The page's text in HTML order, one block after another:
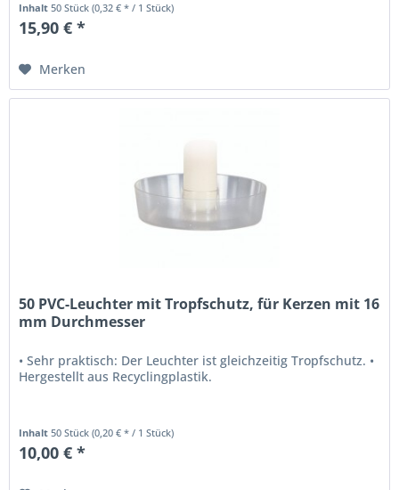
Inhalt50 Stück(0,32 € * / 1 Stück)
15,90 € *
Merken
50 PVC-Leuchter mit Tropfschutz, für Kerzen mit 16
mm Durchmesser
• Sehr praktisch: Der Leuchter ist gleichzeitig Tropfschutz. •
Hergestellt aus Recyclingplastik.
Inhalt 50 Stück(0,20 € * / 1 Stück)
10,00 € *